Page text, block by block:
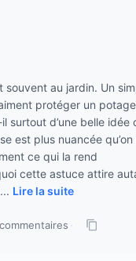
souvent au jardin. Un
protéger un
surtout d’une belle idée
est plus nuancée qu’on
ce qui la rend
cette astuce attire
Lire la suite
·